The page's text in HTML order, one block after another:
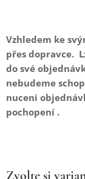
Vzhledem ke
přes dopravce.
do své
nebudeme
nuceni
pochopení .
Zvolte si